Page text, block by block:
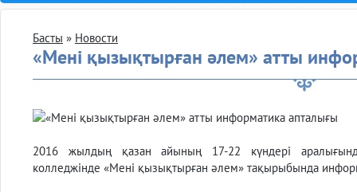
Басты » Новости
«Мені қызықтырған әлем» атты
2016 жылдың қазан айының 17-22 күндері
колледжінде «Мені қызықтырған әлем» тақырыбында